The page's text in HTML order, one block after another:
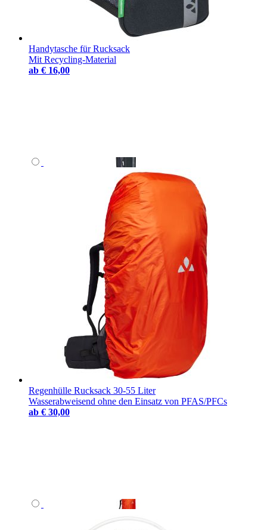
Handytasche für Rucksack
Mit Recycling-Material
ab € 16,00
Regenhülle Rucksack 30-55 Liter
Wasserabweisend ohne den Einsatz von PFAS/PFCs
ab € 30,00